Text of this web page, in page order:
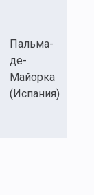
Пальма-
де-
Майорка
(Испания)